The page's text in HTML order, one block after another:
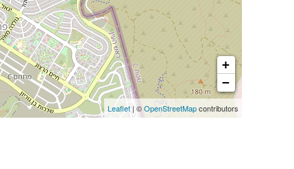
+
−
Leaflet | ©OpenStreetMapcontributors